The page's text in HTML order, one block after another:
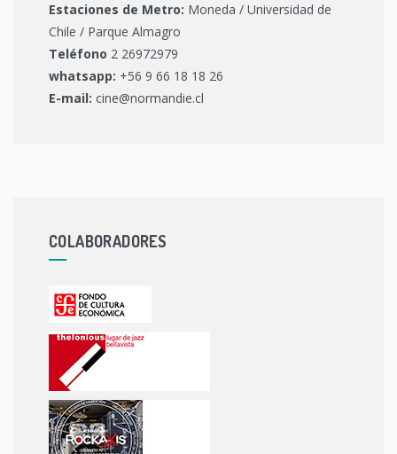
Estaciones de Metro: Moneda / Universidad de
Chile / Parque Almagro
Teléfono 2 26972979
whatsapp: +56 9 66 18 18 26
E-mail: cine@normandie.cl
COLABORADORES